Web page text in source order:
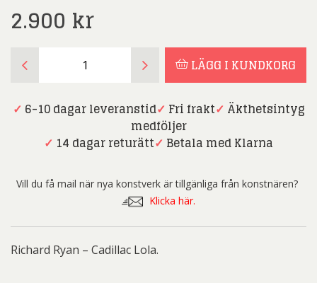
2.900 kr
Ryan
Fotokonst
Cadillac
LÄGG I KUNDKORG
✓ 6-10 dagar leveranstid✓ Fri frakt✓ Äkthetsintyg
medföljer
✓ 14 dagar returätt✓ Betala med Klarna
Vill du få mail när nya konstverk är tillgänliga från konstnären?
Klicka här.
Richard Ryan – Cadillac Lola.